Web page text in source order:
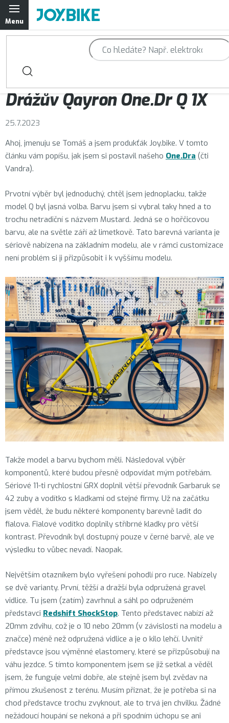
Přejít
na
obsah
Horská kola Qayron
Dámská horská kola Qayron
Předváděcí kola Qayron
Rámy Qayron
Kontakt Servisní a výdejní místa Magazín JOY.BIKE Moje
Magazín JOY.BIKE
Drážův Qayron One.Dr Q 1X
25.7.2023
Ahoj, jmenuju se Tomáš a jsem produkťák Joy.bike. V tomto
článku vám popíšu, jak jsem si postavil našeho One.Dra (čti
Vandra).
Prvotní výběr byl jednoduchý, chtěl jsem jednoplacku, takže
model Q byl jasná volba. Barvu jsem si vybral taky hned a to
trochu netradiční s názvem Mustard. Jedná se o hořčicovou
barvu, ale na světle září až limetkově. Tato barevná varianta je
sériově nabízena na základním modelu, ale v rámci customizace
není problém si ji přizpůsobit i k vyššímu modelu.
Takže model a barvu bychom měli. Následoval výběr
komponentů, které budou přesně odpovídat mým potřebám.
Sériové 11-ti rychlostní GRX doplnil větší převodník Garbaruk se
42 zuby a vodítko s kladkami od stejné firmy. Už na začátku
jsem věděl, že budu některé komponenty barevně ladit do
fialova. Fialové vodítko doplnily stříbrné kladky pro větší
kontrast. Převodník byl dostupný pouze v černé barvě, ale ve
výsledku to vůbec nevadí. Naopak.
Největším otazníkem bylo vyřešení pohodlí pro ruce. Nabízely
se dvě varianty. První, těžší a dražší byla odpružená gravel
vidlice. Tu jsem (zatím) zavrhnul a sáhl po odpruženém
představci Redshift ShockStop. Tento představec nabízí až
20mm zdvihu, což je o 10 nebo 20mm (v závislosti na modelu a
značce) méně než odpružená vidlice a je o kilo lehčí. Uvnitř
představce jsou výměnné elastomery, které se přizpůsobují na
váhu jezdce. S tímto komponentem jsem se již setkal a věděl
jsem, že funguje velmi dobře, ale stejně jsem byl zvědav na
přímou zkušenost z terénu. Musím přiznat, že je potřeba si na
chod představce trochu zvyknout, ale to trvá jen chvilku. Žádné
nežádoucí houpání se nekoná a při spodním úchopu se ani